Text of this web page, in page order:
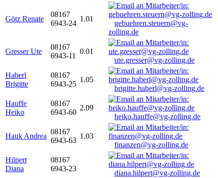
Götz Renate
08167
6943-24
1.01
gebuehren.steuern@vg-
zolling.de
Gresser Ute
08167
6943-11
0.01
ute.gresser@vg-zolling.de
Haberl
Brigitte
08167
6943-25
1.05
brigitte.haberl@vg-zolling.de
Hauffe
Heiko
08167
6943-60
2.09
heiko.hauffe@vg-zolling.de
Hauk Andrea
08167
6943-63
1.03
finanzen@vg-zolling.de
Hilpert
Diana
08167
6943-23
diana.hilpert@vg-zolling.de